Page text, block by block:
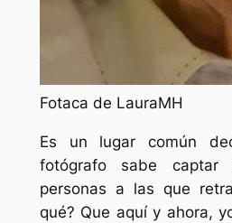
Fotaca de LauraMH
Es un lugar común
fotógrafo sabe
personas a las que
qué? Que aquí y ahora,